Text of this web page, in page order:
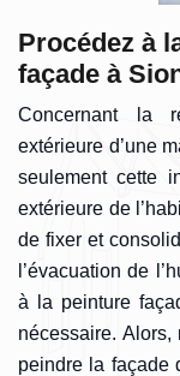
Procédez à
façade à
Concernant la
extérieure d’une
seulement cette
extérieure de
de fixer et
l’évacuation de
à la peinture
nécessaire. Alors,
peindre la façade